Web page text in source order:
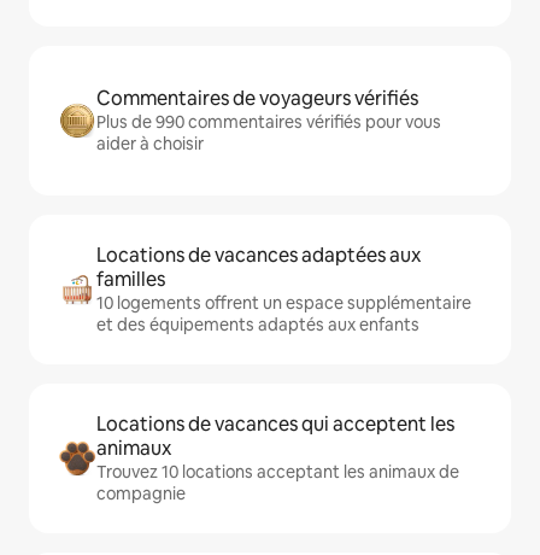
Commentaires de voyageurs vérifiés
Plus de 990 commentaires vérifiés pour vous
aider à choisir
Locations de vacances adaptées aux
familles
10 logements offrent un espace supplémentaire
et des équipements adaptés aux enfants
Locations de vacances qui acceptent les
animaux
Trouvez 10 locations acceptant les animaux de
compagnie